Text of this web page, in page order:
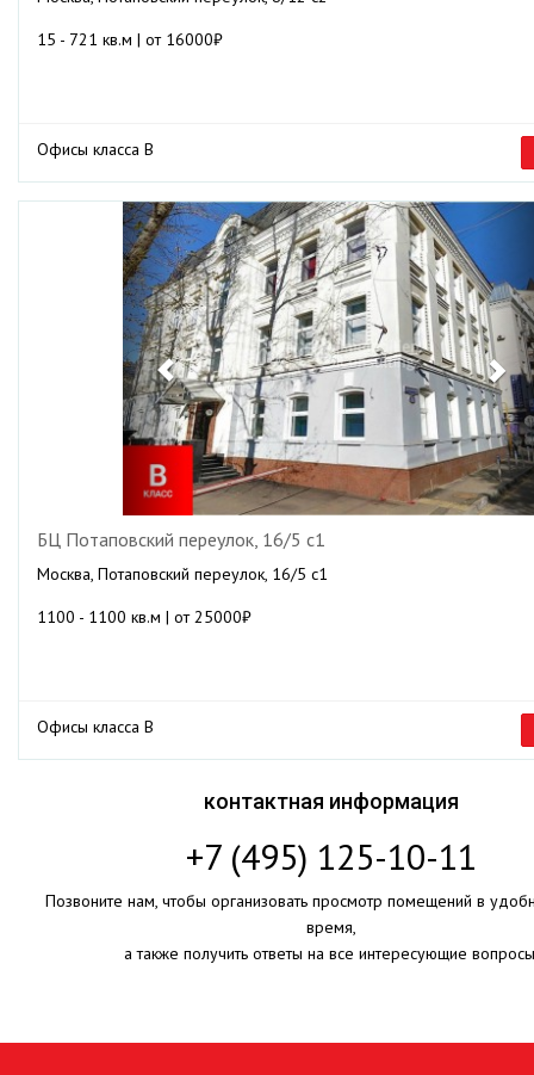
15 - 721 кв.м | от 16000₽
Офисы класса B
Previous
БЦ Потаповский переулок, 16/5 с1
Москва, Потаповский переулок, 16/5 с1
1100 - 1100 кв.м | от 25000₽
Офисы класса B
контактная информация
+7 (495) 125-10-11
Позвоните нам, чтобы организовать просмотр помещений в
время,
а также получить ответы на все интересующие